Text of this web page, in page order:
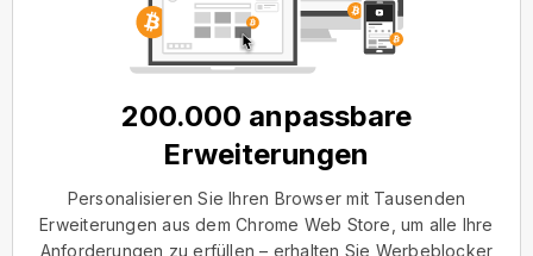
200.000 anpassbare
Erweiterungen
Personalisieren Sie Ihren Browser mit Tausenden
Erweiterungen aus dem Chrome Web Store, um alle Ihre
Anforderungen zu erfüllen – erhalten Sie Werbeblocker